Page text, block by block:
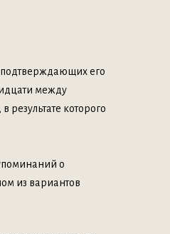
подтверждающих его
между
которого
о
из вариантов